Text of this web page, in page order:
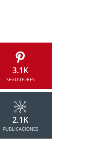
3.1K
SEGUIDORES
2.1K
PUBLICACIONES